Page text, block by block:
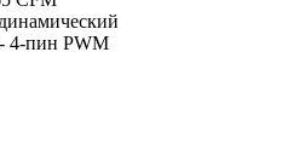
4-пин PWM